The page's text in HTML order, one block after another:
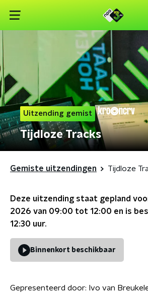
Uitzending gemist
Tijdloze Tracks
Gemiste uitzendingen Tijdloze
Deze uitzending staat gepland
2026 van 09:00 tot 12:00 en is
12:30 uur.
Binnenkort beschikbaar
Gepresenteerd door: Ivo van